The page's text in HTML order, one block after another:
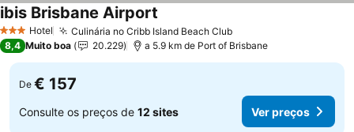
3 EstrelasHotel Culinária no Cribb Island Beach Club
ibis Brisbane Airport
8,4 Muito boa 20.229 a 5.9 km de Port of Brisbane
De € 157
Consulte os preços de 12 sites Ver preços